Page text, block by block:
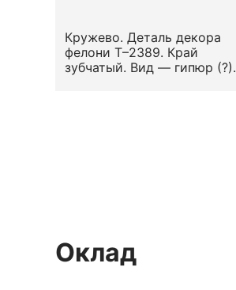
Кружево. Деталь декора
фелони Т–2389. Край
зубчатый. Вид — гипюр (?).
Оклад